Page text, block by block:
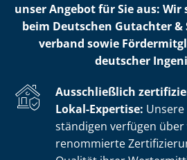
unser Angebot für Sie aus:
beim Deutschen Gutachter
ver­band sowie
deutscher
Ausschließlich
Lokal-Expertise:
stän­di­gen verfügen
renommierte